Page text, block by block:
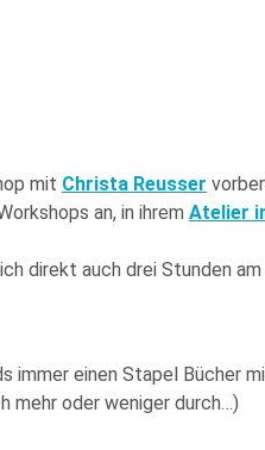
mit Christa Reusser
an, in ihrem Atelier
direkt auch drei Stunden
einen Stapel Bücher
mehr oder weniger durch…)